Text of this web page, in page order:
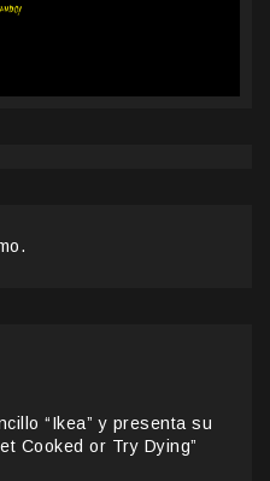
“Ikea” y presenta su
Cooked or Try Dying”